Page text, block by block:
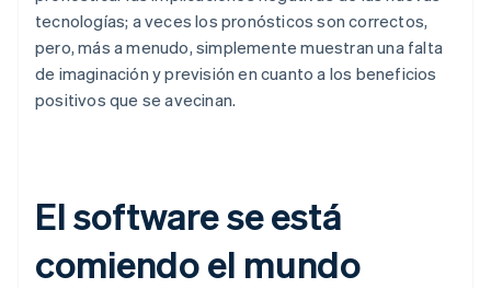
tecnologías; a veces los pronósticos son correctos,
pero, más a menudo, simplemente muestran una falta
de imaginación y previsión en cuanto a los beneficios
positivos que se avecinan.
El software se está
comiendo el mundo